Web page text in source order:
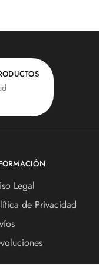
Legal
de Privacidad